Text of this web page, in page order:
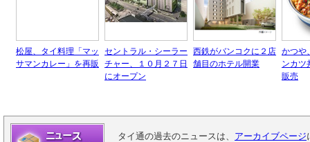
松屋、タイ料理「マッ
サマンカレー」を再販
セントラル・シーラー
チャー、１０月２７日
にオープン
西鉄がバンコクに２店
舗目のホテル開業
かつや
ンカツ
販売
タイ通の過去のニュースは、 アーカイブページ